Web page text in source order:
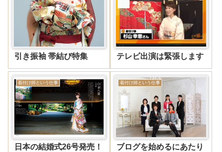
引き振袖 帯結び特集 テレビ出演は緊張します
着付け師という仕事
日本の結婚式26号発売！
着付け師という仕事
ブログを始めるにあたり